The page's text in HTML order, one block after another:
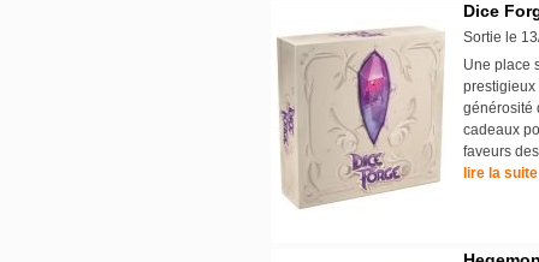
Dice
Sortie le
Une place
prestigieux
générosité
cadeaux
faveurs
lire la suite